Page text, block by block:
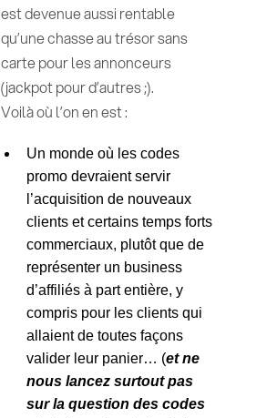
est devenue aussi rentable
qu’une chasse au trésor sans
carte pour les annonceurs
(jackpot pour d’autres ;).
Voilà où l’on en est :
Un monde où les codes
promo devraient servir
l’acquisition de nouveaux
clients et certains temps forts
commerciaux, plutôt que de
représenter un business
d’affiliés à part entière, y
compris pour les clients qui
allaient de toutes façons
valider leur panier… (et ne
nous lancez surtout pas
sur la question des codes